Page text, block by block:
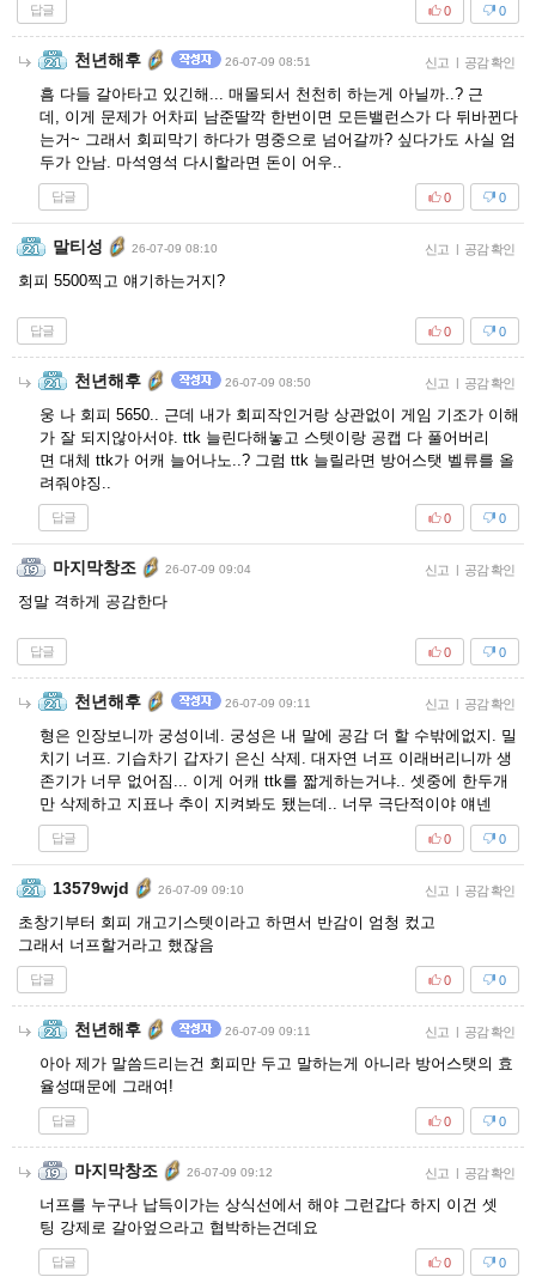
답글 0
0
천년해후 26-07-09 08:51 신고 | 공감 확인
흠 다들 갈아타고 있긴해... 매몰되서 천천히 하는게 아닐까..? 근
데, 이게 문제가 어차피 남준딸깍 한번이면 모든밸런스가 다 뒤바뀐다
는거~ 그래서 회피막기 하다가 명중으로 넘어갈까? 싶다가도 사실 엄
두가 안남. 마석영석 다시할라면 돈이 어우..
답글 0
0
말티성 26-07-09 08:10 신고 | 공감 확인
회피 5500찍고 얘기하는거지?
답글 0
0
천년해후 26-07-09 08:50 신고 | 공감 확인
웅 나 회피 5650.. 근데 내가 회피작인거랑 상관없이 게임 기조가 이해
가 잘 되지않아서야. ttk 늘린다해놓고 스텟이랑 공캡 다 풀어버리
면 대체 ttk가 어캐 늘어나노..? 그럼 ttk 늘릴라면 방어스탯 벨류를 올
려줘야징..
답글 0
0
마지막창조 26-07-09 09:04 신고 | 공감 확인
정말 격하게 공감한다
답글 0
0
천년해후 26-07-09 09:11 신고 | 공감 확인
형은 인장보니까 궁성이네. 궁성은 내 말에 공감 더 할 수밖에없지. 밀
치기 너프. 기습차기 갑자기 은신 삭제. 대자연 너프 이래버리니까 생
존기가 너무 없어짐... 이게 어캐 ttk를 짧게하는거냐.. 셋중에 한두개
만 삭제하고 지표나 추이 지켜봐도 됐는데.. 너무 극단적이야 얘넨
답글 0
0
13579wjd 26-07-09 09:10 신고 | 공감 확인
초창기부터 회피 개고기스텟이라고 하면서 반감이 엄청 컸고
그래서 너프할거라고 했잖음
답글 0
0
천년해후 26-07-09 09:11 신고 | 공감 확인
아아 제가 말씀드리는건 회피만 두고 말하는게 아니라 방어스탯의 효
율성때문에 그래여!
답글 0
0
마지막창조 26-07-09 09:12 신고 | 공감 확인
너프를 누구나 납득이가는 상식선에서 해야 그런갑다 하지 이건 셋
팅 강제로 갈아엎으라고 협박하는건데요
답글 0
0